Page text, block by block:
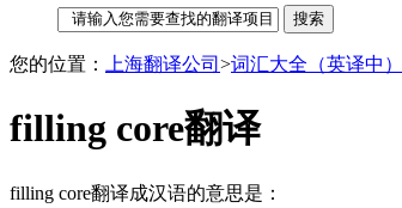
您的位置： 上海翻译公司 >词汇大全（英译中）
filling core翻译
filling core翻译成汉语的意思是：